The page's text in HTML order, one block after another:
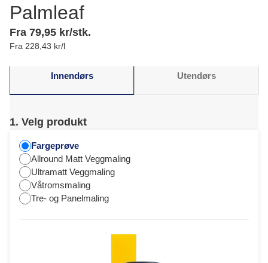
Palmleaf
Fra 79,95 kr/stk.
Fra 228,43 kr/l
Innendørs Utendørs
1. Velg produkt
Fargeprøve
Allround Matt Veggmaling
Ultramatt Veggmaling
Våtromsmaling
Tre- og Panelmaling